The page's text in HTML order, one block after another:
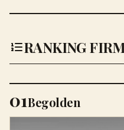
RANKING
01Begolden